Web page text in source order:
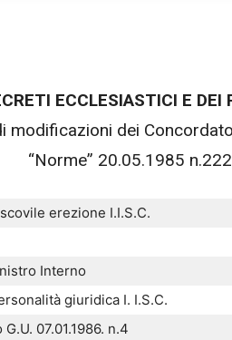
ECCLESIASTICI E
modificazioni dei
“Norme” 20.05.1985 n.222
erezione I.I.S.C.
Interno
giuridica I. I.S.C.
07.01.1986. n.4